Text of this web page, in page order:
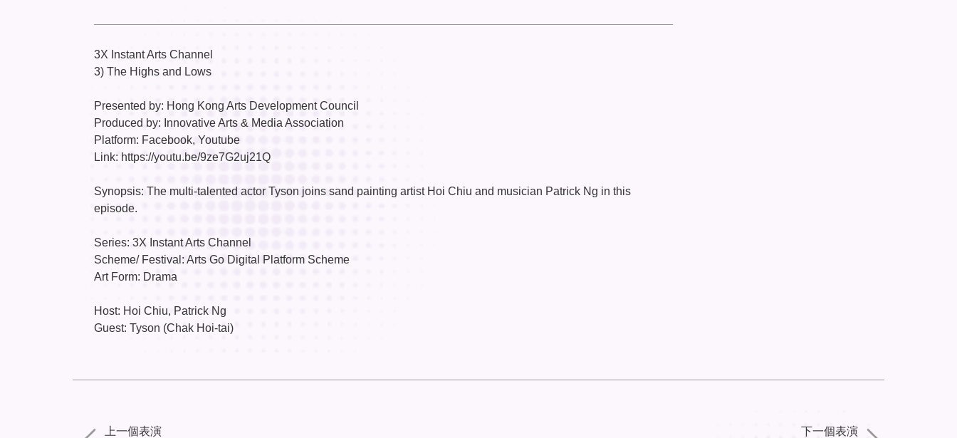
3X Instant Arts Channel
3) The Highs and Lows
Presented by: Hong Kong Arts Development Council
Produced by: Innovative Arts & Media Association
Platform: Facebook, Youtube
Link: https://youtu.be/9ze7G2uj21Q
Synopsis: The multi-talented actor Tyson joins sand painting artist Hoi Chiu and musician Patrick Ng in this
episode.
Series: 3X Instant Arts Channel
Scheme/ Festival: Arts Go Digital Platform Scheme
Art Form: Drama
Host: Hoi Chiu, Patrick Ng
Guest: Tyson (Chak Hoi-tai)
上一個表演 下一個表演